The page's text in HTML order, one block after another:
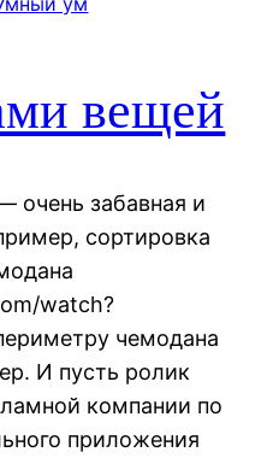
вещей
очень забавная и
сортировка
watch?
чемодана
И пусть ролик
компании по
приложения